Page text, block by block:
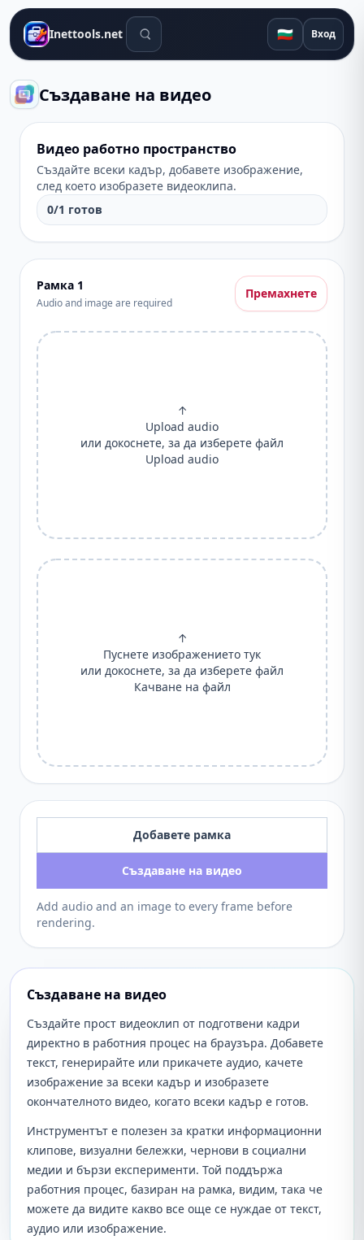
Inettools.net Инструменти за търсене🇧🇬 Вход
Създаване на видео
Видео работно пространство
Създайте всеки кадър, добавете изображение,
след което изобразете видеоклипа.
0/1 готов
Рамка 1
Audio and image are required
Премахнете
↑
Upload audio
или докоснете, за да изберете файл
Upload audio
↑
Пуснете изображението тук
или докоснете, за да изберете файл
Качване на файл
Добавете рамка
Създаване на видео
Add audio and an image to every frame before
rendering.
Създаване на видео
Създайте прост видеоклип от подготвени кадри
директно в работния процес на браузъра. Добавете
текст, генерирайте или прикачете аудио, качете
изображение за всеки кадър и изобразете
окончателното видео, когато всеки кадър е готов.
Инструментът е полезен за кратки информационни
клипове, визуални бележки, чернови в социални
медии и бързи експерименти. Той поддържа
работния процес, базиран на рамка, видим, така че
можете да видите какво все още се нуждае от текст,
аудио или изображение.